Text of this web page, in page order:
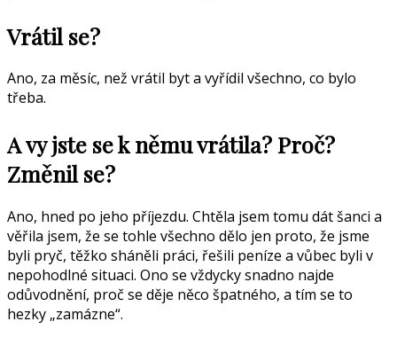
Vrátil se?
Ano, za měsíc, než vrátil byt a vyřídil všechno, co bylo
třeba.
A vy jste se k němu vrátila? Proč?
Změnil se?
Ano, hned po jeho příjezdu. Chtěla jsem tomu dát šanci a
věřila jsem, že se tohle všechno dělo jen proto, že jsme
byli pryč, těžko sháněli práci, řešili peníze a vůbec byli v
nepohodlné situaci. Ono se vždycky snadno najde
odůvodnění, proč se děje něco špatného, a tím se to
hezky „zamázne“.